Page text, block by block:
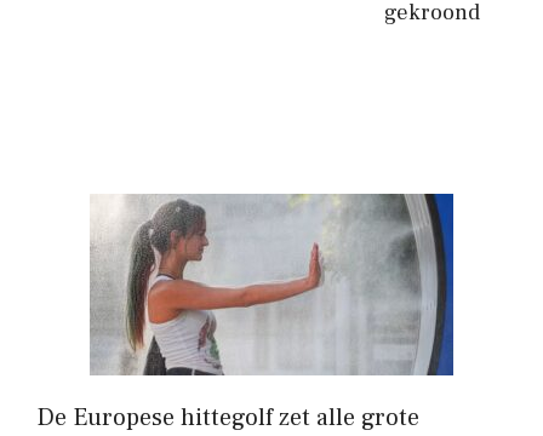
gekroond
De Europese hittegolf zet alle grote